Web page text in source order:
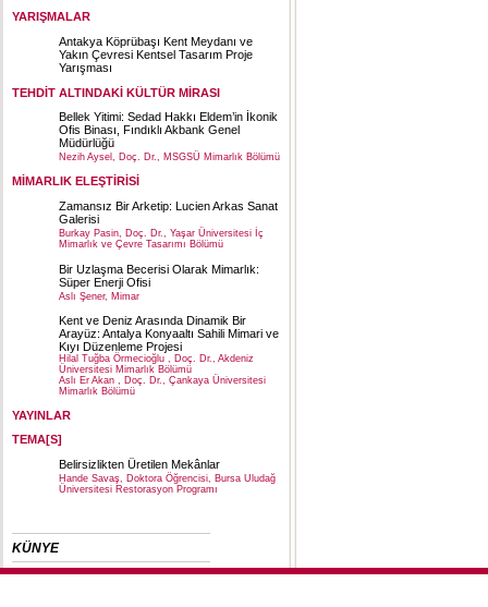
YARIŞMALAR
Antakya Köprübaşı Kent Meydanı ve
Yakın Çevresi Kentsel Tasarım Proje
Yarışması
TEHDİT ALTINDAKİ KÜLTÜR MİRASI
Bellek Yitimi: Sedad Hakkı Eldem’in İkonik
Ofis Binası, Fındıklı Akbank Genel
Müdürlüğü
Nezih Aysel, Doç. Dr., MSGSÜ Mimarlık Bölümü
MİMARLIK ELEŞTİRİSİ
Zamansız Bir Arketip: Lucien Arkas Sanat
Galerisi
Burkay Pasin, Doç. Dr., Yaşar Üniversitesi İç
Mimarlık ve Çevre Tasarımı Bölümü
Bir Uzlaşma Becerisi Olarak Mimarlık:
Süper Enerji Ofisi
Aslı Şener, Mimar
Kent ve Deniz Arasında Dinamik Bir
Arayüz: Antalya Konyaaltı Sahili Mimari ve
Kıyı Düzenleme Projesi
Hilal Tuğba Örmecioğlu , Doç. Dr., Akdeniz
Üniversitesi Mimarlık Bölümü
Aslı Er Akan , Doç. Dr., Çankaya Üniversitesi
Mimarlık Bölümü
YAYINLAR
TEMA[S]
Belirsizlikten Üretilen Mekânlar
Hande Savaş, Doktora Öğrencisi, Bursa Uludağ
Üniversitesi Restorasyon Programı
KÜNYE